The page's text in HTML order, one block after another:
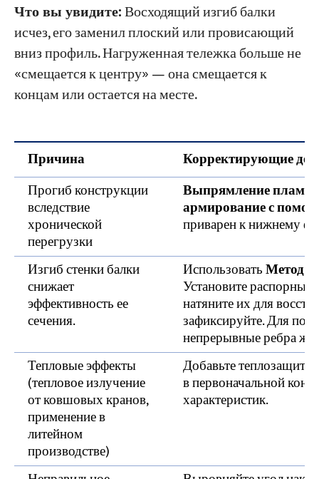
Что вы увидите:Восходящий изгиб балки
исчез, его заменил плоский или провисающий
вниз профиль. Нагруженная тележка больше не
«смещается к центру» — она смещается к
концам или остается на месте.
Причина
Корректирующие
Прогиб конструкции
вследствие
хронической
перегрузки
Выпрямление
армирование с
приварен к нижнему
Изгиб стенки балки
снижает
эффективность ее
сечения.
ИспользоватьМетод
Установите распорные
натяните их для
зафиксируйте. Для
непрерывные ребра
Тепловые эффекты
(тепловое излучение
от ковшовых кранов,
применение в
литейном
производстве)
Добавьте
в первоначальной
характеристик.